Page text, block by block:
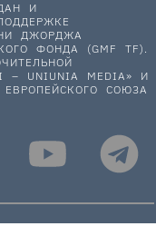
И
ДЖОРДЖА
ФОНДА (GMF TF).
– UNIUNIA MEDIA» И
СОЮЗА